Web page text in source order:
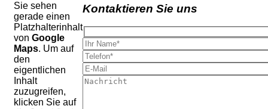
Sie sehen
gerade einen
Platzhalterinhalt
von Google
Maps. Um auf
den
eigentlichen
Inhalt
zuzugreifen,
klicken Sie auf
Kontaktieren Sie uns